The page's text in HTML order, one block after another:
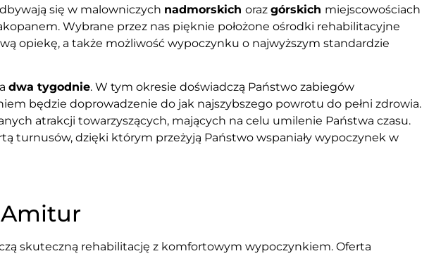
się w malowniczych nadmorskich oraz górskich miejscowościach
Wybrane przez nas pięknie położone ośrodki rehabilitacyjne
opiekę, a także możliwość wypoczynku o najwyższym standardzie
dwa tygodnie. W tym okresie doświadczą Państwo zabiegów
będzie doprowadzenie do jak najszybszego powrotu do pełni zdrowia.
atrakcji towarzyszących, mających na celu umilenie Państwa czasu.
turnusów, dzięki którym przeżyją Państwo wspaniały wypoczynek w
skuteczną rehabilitację z komfortowym wypoczynkiem. Oferta